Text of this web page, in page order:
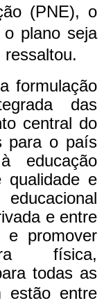
(PNE), o
plano seja
formulação
das
central do
para o país
educação
qualidade e
e entre
e promover
física,
todas as
estão entre